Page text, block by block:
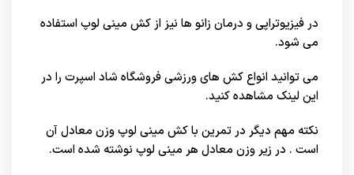
در فیزیوتراپی و درمان زانو ها نیز از کش مینی لوپ استفاده
می شود.
می توانید انواع کش های ورزشی فروشگاه شاد اسپرت را در
این لینک مشاهده کنید.
نکته مهم دیگر در تمرین با کش مینی لوپ وزن معادل آن
است . در زیر وزن معادل هر مینی لوپ نوشته شده است.